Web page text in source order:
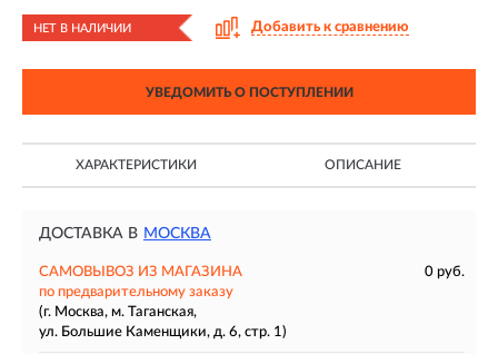
НЕТ В НАЛИЧИИ Добавить к сравнению
УВЕДОМИТЬ О ПОСТУПЛЕНИИ
ХАРАКТЕРИСТИКИ ОПИСАНИЕ
ДОСТАВКА В МОСКВА
САМОВЫВОЗ ИЗ МАГАЗИНА
0 руб.
по предварительному заказу
(г. Москва, м. Таганская,
ул. Большие Каменщики, д. 6, стр. 1)